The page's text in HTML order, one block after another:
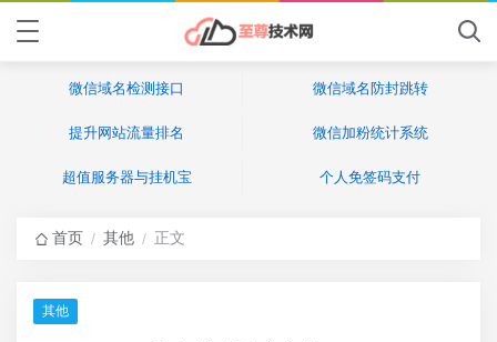
微信域名检测接口 微信域名防封跳转
提升网站流量排名 微信加粉统计系统
超值服务器与挂机宝 个人免签码支付
首页 / 其他 / 正文
其他